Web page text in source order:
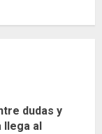
dudas y
al